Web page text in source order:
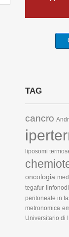
TAG
cancro
liposomi
oncologia
tegafur linfonodi
peritoneale in
metronomica
Universitario di